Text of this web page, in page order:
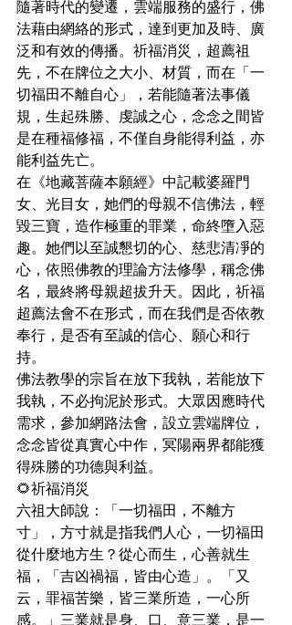
隨著時代的變遷，雲端服務的盛行，佛
法藉由網絡的形式，達到更加及時、廣
泛和有效的傳播。祈福消災，超薦祖
先，不在牌位之大小、材質，而在「一
切福田不離自心」，若能隨著法事儀
規，生起殊勝、虔誠之心，念念之間皆
是在種福修福，不僅自身能得利益，亦
能利益先亡。
在《地藏菩薩本願經》中記載婆羅門
女、光目女，她們的母親不信佛法，輕
毀三寶，造作極重的罪業，命終墮入惡
趣。她們以至誠懇切的心、慈悲清凈的
心，依照佛教的理論方法修學，稱念佛
名，最終將母親超拔升天。因此，祈福
超薦法會不在形式，而在我們是否依教
奉行，是否有至誠的信心、願心和行
持。
佛法教學的宗旨在放下我執，若能放下
我執，不必拘泥於形式。大眾因應時代
需求，參加網路法會，設立雲端牌位，
念念皆從真實心中作，冥陽兩界都能獲
得殊勝的功德與利益。
🌻祈福消災
六祖大師說：「一切福田，不離方
寸」，方寸就是指我們人心，一切福田
從什麼地方生？從心而生，心善就生
福，「吉凶禍福，皆由心造」。「又
云，罪福苦樂，皆三業所造，一心所
感。」三業就是身、口、意三業，是一